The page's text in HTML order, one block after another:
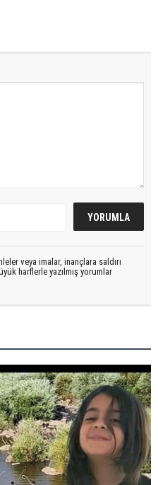
veya imalar, inançlara saldırı
harflerle yazılmış yorumlar